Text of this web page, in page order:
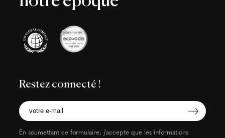
Restez connecté !
En soumettant ce formulaire, j'accepte que les informations